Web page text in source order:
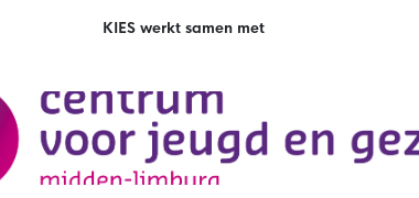
KIES werkt samen met